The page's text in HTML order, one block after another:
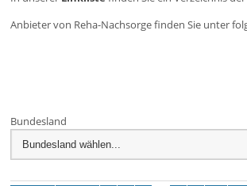
Anbieter von Reha-Nachsorge finden Sie unter
Bundesland